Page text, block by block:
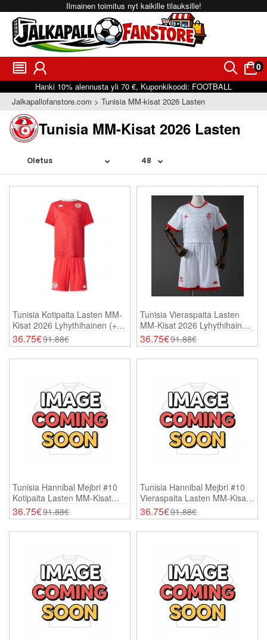
Ilmainen toimitus nyt kaikille tilauksille!
󰂩 󰃳 󰂨 0
󰃠
Hanki 10% alennusta yli 70 €, Kuponkikoodi: FOOTBALL
Jalkapallofanstore.com
Tunisia MM-kisat 2026 Lasten
Tunisia MM-Kisat 2026 Lasten
Tunisia Kotipaita Lasten MM-
Kisat 2026 Lyhythihainen (+
Shortsit)
36.75€91.88€
Tunisia Vieraspaita Lasten
MM-Kisat 2026 Lyhythihainen
(+ Shortsit)
36.75€91.88€
Tunisia Hannibal Mejbri #10
Kotipaita Lasten MM-Kisat
2026 Lyhythihainen (+
Shortsit)
36.75€91.88€
Tunisia Hannibal Mejbri #10
Vieraspaita Lasten MM-Kisat
2026 Lyhythihainen (+
Shortsit)
36.75€91.88€